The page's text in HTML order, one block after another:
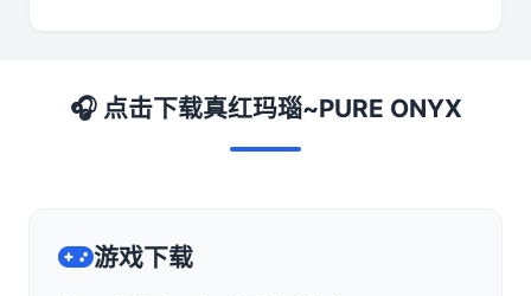
🎧 点击下载真红玛瑙~PURE ONYX
游戏下载